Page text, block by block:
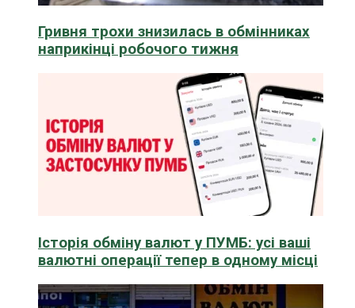
Гривня трохи знизилась в обмінниках
наприкінці робочого тижня
Історія обміну валют у ПУМБ: усі ваші
валютні операції тепер в одному місці